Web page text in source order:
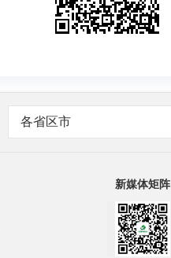
各省区市
新媒体矩阵